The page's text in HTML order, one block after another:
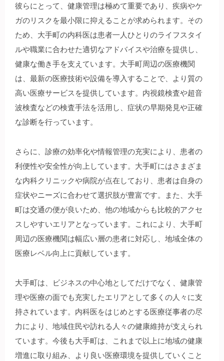
彼らにとって、健康管理は極めて重要であり、疾病やケ
ガのリスクを最小限に抑えることが求められます。その
ため、大手町の内科医は患者一人ひとりのライフスタイ
ルや職業に合わせた適切なアドバイスや治療を提供し、
健康な働き手を支えています。大手町周辺の医療機関
は、最新の医療技術や設備を導入することで、より質の
高い医療サービスを提供しています。内視鏡検査や超音
波検査などの検査手法を活用し、症状の早期発見や正確
な診断を行っています。
さらに、診療の効率化や情報管理の充実により、患者の
利便性や安全性が向上しています。大手町にはさまざま
な内科クリニックや病院が点在しており、患者は自身の
症状やニーズに合わせて選択肢が豊富です。また、大手
町は交通の便が良いため、他の地域からも比較的アクセ
スしやすいエリアとなっています。これにより、大手町
周辺の医療機関は幅広い層の患者に対応し、地域全体の
医療レベル向上に貢献しています。
大手町は、ビジネスの中心地としてだけでなく、健康管
理や医療の面でも充実したエリアとして多くの人々に支
持されています。内科医をはじめとする医療従事者の尽
力により、地域住民や訪れる人々の健康維持が支えられ
ています。今後も大手町は、これまで以上に地域の健康
増進に取り組み、より良い医療環境を提供していくこと